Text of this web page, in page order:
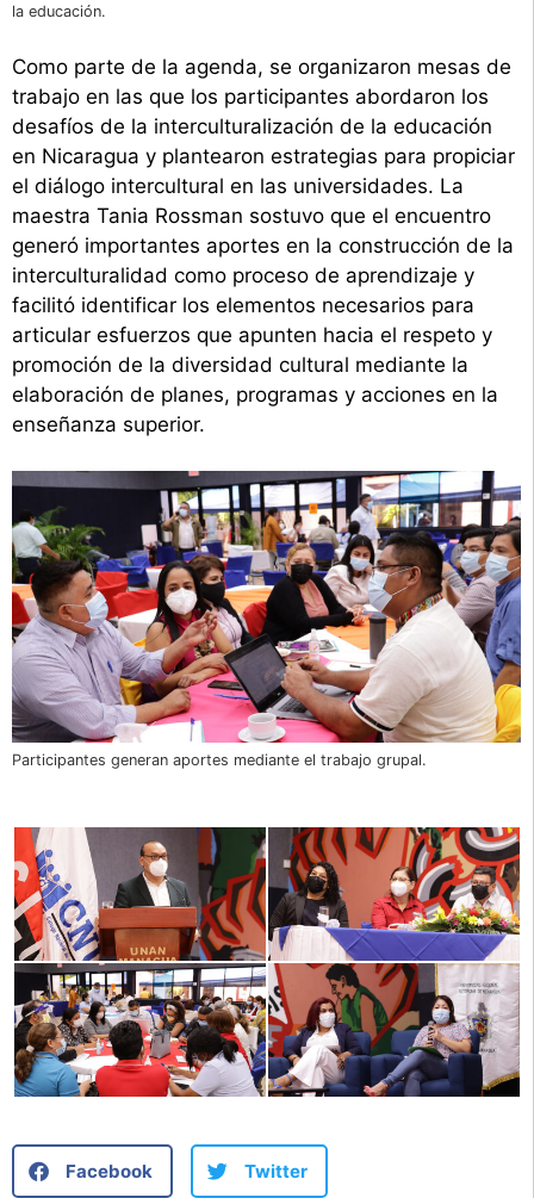
la educación.
Como parte de la agenda, se organizaron mesas de
trabajo en las que los participantes abordaron los
desafíos de la interculturalización de la educación
en Nicaragua y plantearon estrategias para propiciar
el diálogo intercultural en las universidades. La
maestra Tania Rossman sostuvo que el encuentro
generó importantes aportes en la construcción de la
interculturalidad como proceso de aprendizaje y
facilitó identificar los elementos necesarios para
articular esfuerzos que apunten hacia el respeto y
promoción de la diversidad cultural mediante la
elaboración de planes, programas y acciones en la
enseñanza superior.
Participantes generan aportes mediante el trabajo grupal.
Facebook Twitter